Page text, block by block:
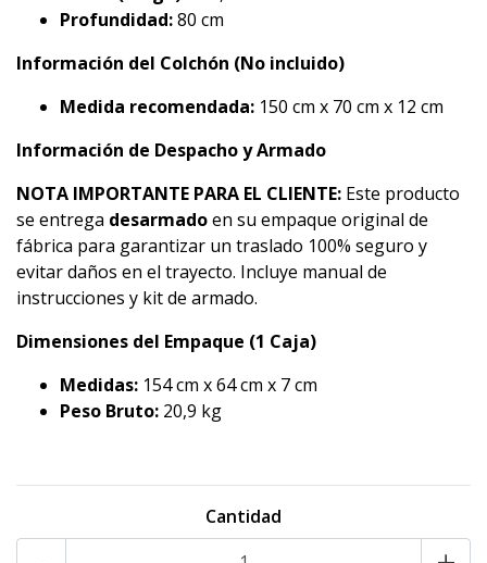
Profundidad:80 cm
Información del Colchón (No incluido)
Medida recomendada: 150 cm x 70 cm x 12 cm
Información de Despacho y Armado
NOTA IMPORTANTE PARA EL CLIENTE: Este producto
se entrega desarmadoen su empaque original de
fábrica para garantizar un traslado 100% seguro y
evitar daños en el trayecto. Incluye manual de
instrucciones y kit de armado.
Dimensiones del Empaque (1 Caja)
Medidas: 154 cm x 64 cm x 7 cm
Peso Bruto: 20,9 kg
Cantidad